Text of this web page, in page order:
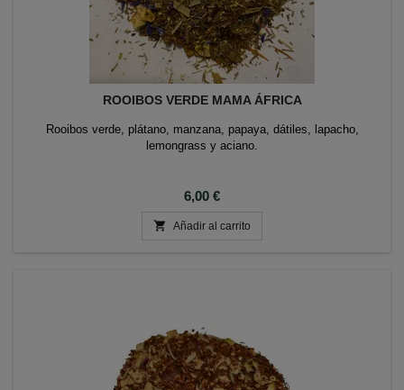
ROOIBOS VERDE MAMA ÁFRICA
Rooibos verde, plátano, manzana, papaya, dátiles, lapacho,
lemongrass y aciano.
Precio
6,00 €
 Añadir al carrito